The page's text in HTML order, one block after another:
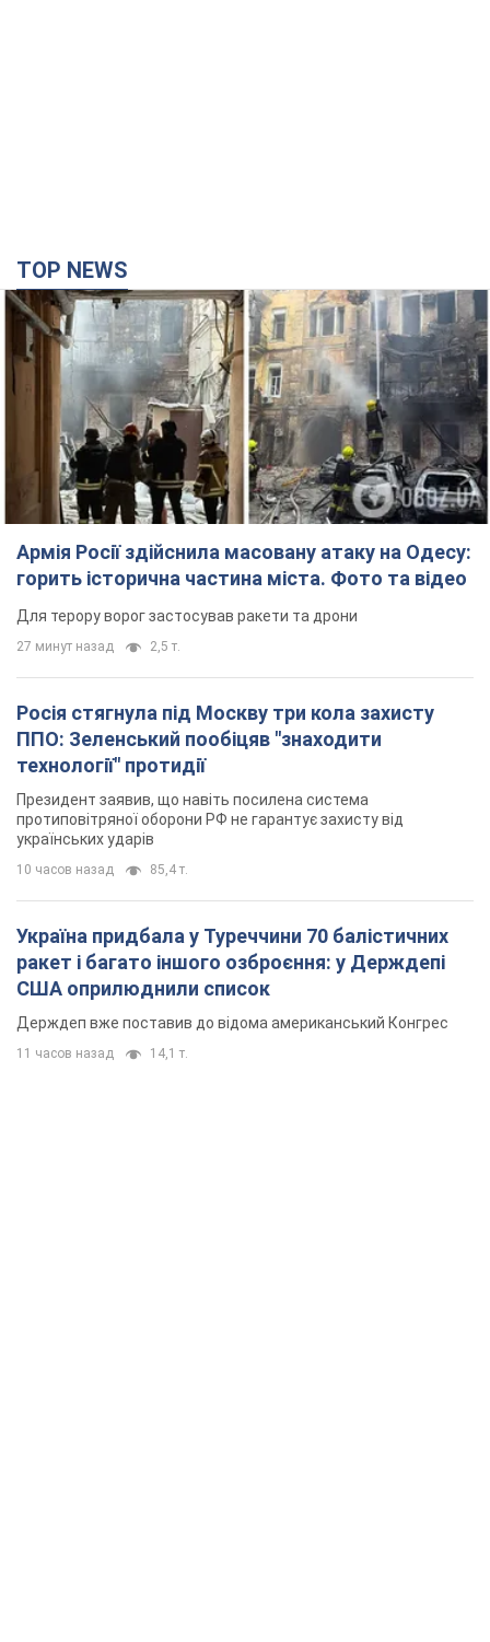
TOP NEWS
Армія Росії здійснила масовану атаку на Одесу:
горить історична частина міста. Фото та відео
Для терору ворог застосував ракети та дрони
27 минут назад 2,5 т.
Росія стягнула під Москву три кола захисту
ППО: Зеленський пообіцяв "знаходити
технології" протидії
Президент заявив, що навіть посилена система
протиповітряної оборони РФ не гарантує захисту від
українських ударів
10 часов назад 85,4 т.
Україна придбала у Туреччини 70 балістичних
ракет і багато іншого озброєння: у Держдепі
США оприлюднили список
Держдеп вже поставив до відома американський Конгрес
11 часов назад 14,1 т.